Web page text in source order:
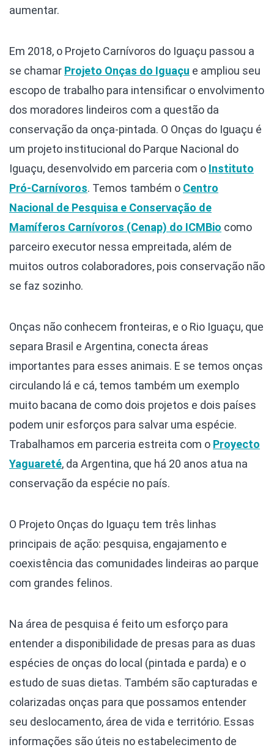
aumentar.
Em 2018, o Projeto Carnívoros do Iguaçu passou a
se chamar Projeto Onças do Iguaçu e ampliou seu
escopo de trabalho para intensificar o envolvimento
dos moradores lindeiros com a questão da
conservação da onça-pintada. O Onças do Iguaçu é
um projeto institucional do Parque Nacional do
Iguaçu, desenvolvido em parceria com o Instituto
Pró-Carnívoros. Temos também o Centro
Nacional de Pesquisa e Conservação de
Mamíferos Carnívoros (Cenap) do ICMBio como
parceiro executor nessa empreitada, além de
muitos outros colaboradores, pois conservação não
se faz sozinho.
Onças não conhecem fronteiras, e o Rio Iguaçu, que
separa Brasil e Argentina, conecta áreas
importantes para esses animais. E se temos onças
circulando lá e cá, temos também um exemplo
muito bacana de como dois projetos e dois países
podem unir esforços para salvar uma espécie.
Trabalhamos em parceria estreita com o Proyecto
Yaguareté, da Argentina, que há 20 anos atua na
conservação da espécie no país.
O Projeto Onças do Iguaçu tem três linhas
principais de ação: pesquisa, engajamento e
coexistência das comunidades lindeiras ao parque
com grandes felinos.
Na área de pesquisa é feito um esforço para
entender a disponibilidade de presas para as duas
espécies de onças do local (pintada e parda) e o
estudo de suas dietas. Também são capturadas e
colarizadas onças para que possamos entender
seu deslocamento, área de vida e território. Essas
informações são úteis no estabelecimento de